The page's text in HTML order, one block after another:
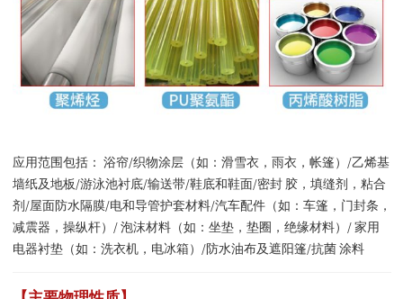
应用范围包括： 浴帘/织物涂层（如：滑雪衣，雨衣，帐篷）/乙烯基
墙纸及地板/游泳池衬底/输送带/鞋底和鞋面/密封 胶，填缝剂，粘合
剂/屋面防水隔膜/电和导管护套材料/汽车配件（如：车篷，门封条，
减震器，操纵杆）/ 泡沫材料（如：坐垫，垫圈，绝缘材料）/ 家用
电器衬垫（如：洗衣机，电冰箱）/防水油布及遮阳篷/抗菌 涂料